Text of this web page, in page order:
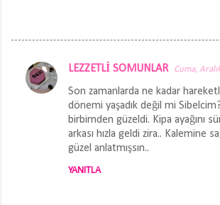
Y
LEZZETLİ SOMUNLAR Cuma,
Son zamanlarda ne kadar
dönemi yaşadık değil mi
birbirnden güzeldi. Kipa ayağını
arkası hızla geldi zira.. Kalemine
güzel anlatmışsın..
YANITLA